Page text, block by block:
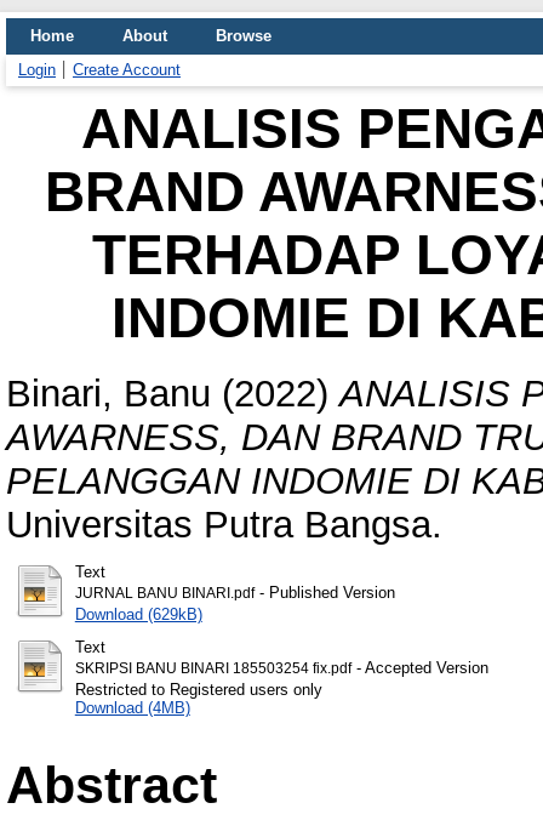
Home About
Browse
Login
Create Account
ANALISIS
BRAND
TERHADAP
INDOMIE DI
Binari, Banu (2022)ANALISIS
AWARNESS, DAN BRAND
PELANGGAN INDOMIE DI
Universitas Putra Bangsa.
Text
JURNAL BANU BINARI.pdf- Published Version
Download (629kB)
Text
SKRIPSI BANU BINARI 185503254 fix.pdf- Accepted Version
Restricted to Registered users only
Download (4MB)
Abstract